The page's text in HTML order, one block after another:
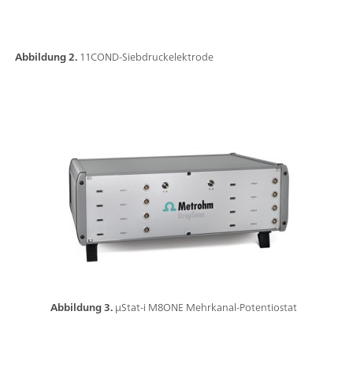
Abbildung 2. 11COND-Siebdruckelektrode
Abbildung 3.µStat-i M8ONE Mehrkanal-Potentiostat